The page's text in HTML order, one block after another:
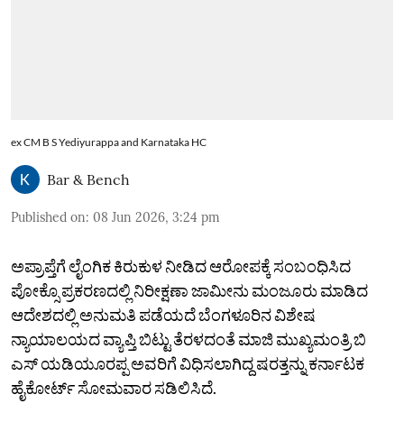
ex CM B S Yediyurappa and Karnataka HC
Bar & Bench
Published on: 08 Jun 2026, 3:24 pm
ಅಪ್ರಾಪ್ತೆಗೆ ಲೈಂಗಿಕ‌ ಕಿರುಕುಳ ನೀಡಿದ ಆರೋಪಕ್ಕೆ ಸಂಬಂಧಿಸಿದ
ಪೋಕ್ಸೊ ಪ್ರಕರಣದಲ್ಲಿ ನಿರೀಕ್ಷಣಾ ಜಾಮೀನು ಮಂಜೂರು ಮಾಡಿದ
ಆದೇಶದಲ್ಲಿ ಅನುಮತಿ‌ ಪಡೆಯದೆ ಬೆಂಗಳೂರಿನ ವಿಶೇಷ
ನ್ಯಾಯಾಲಯದ ವ್ಯಾಪ್ತಿ ಬಿಟ್ಟು ತೆರಳದಂತೆ ಮಾಜಿ ಮುಖ್ಯಮಂತ್ರಿ ಬಿ‌
ಎಸ್‌‌ ಯಡಿಯೂರಪ್ಪ ‌ಅವರಿಗೆ ವಿಧಿಸಲಾಗಿದ್ದ ಷರತ್ತನ್ನು ಕರ್ನಾಟಕ
ಹೈಕೋರ್ಟ್‌ ಸೋಮವಾರ ಸಡಿಲಿಸಿದೆ.